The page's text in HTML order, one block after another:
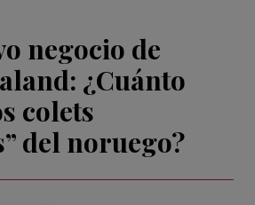
negocio de
¿Cuánto
colets
del noruego?